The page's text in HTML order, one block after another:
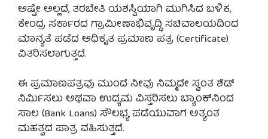
ಅಷ್ಟೇ ಅಲ್ಲದೆ, ತರಬೇತಿ ಯಶಸ್ವಿಯಾಗಿ ಮುಗಿಸಿದ ಬಳಿಕ,
ಕೇಂದ್ರ ಸರ್ಕಾರದ ಗ್ರಾಮೀಣಾಭಿವೃದ್ಧಿ ಸಚಿವಾಲಯದಿಂದ
ಮಾನ್ಯತೆ ಪಡೆದ ಅಧಿಕೃತ ಪ್ರಮಾಣ ಪತ್ರ (Certificate)
ವಿತರಿಸಲಾಗುತ್ತದೆ.
ಈ ಪ್ರಮಾಣಪತ್ರವು ಮುಂದೆ ನೀವು ನಿಮ್ಮದೇ ಸ್ವಂತ ಶೆಡ್
ನಿರ್ಮಿಸಲು ಅಥವಾ ಉದ್ಯಮ ವಿಸ್ತರಿಸಲು ಬ್ಯಾಂಕ್‌ನಿಂದ
ಸಾಲ (Bank Loans) ಸೌಲಭ್ಯ ಪಡೆಯುವಾಗ ಅತ್ಯಂತ
ಮಹತ್ವದ ಪಾತ್ರ ವಹಿಸುತ್ತದೆ.